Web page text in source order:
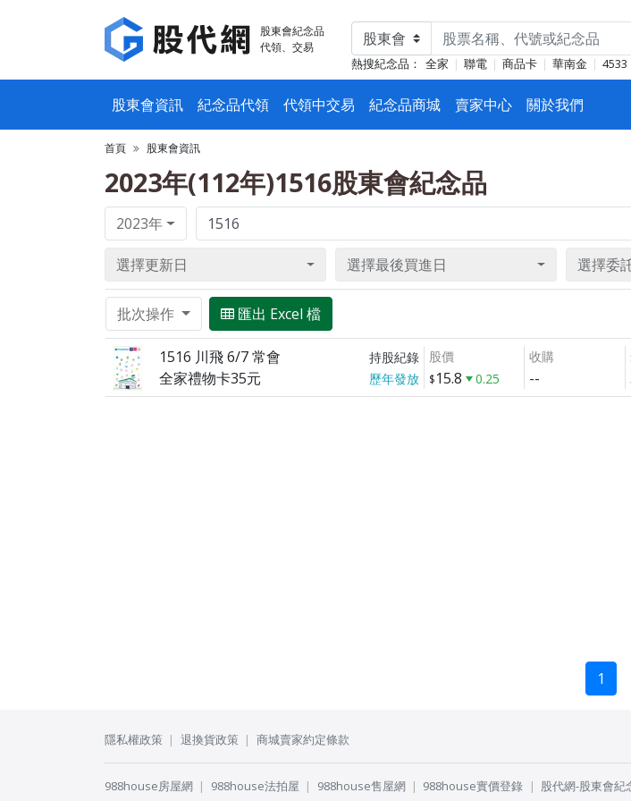
股東會紀念品
代領、交易
熱搜紀念品： 全家 聯電 商品卡 華南金 4533
股東會資訊 紀念品代領 代領中交易 紀念品商城 賣家中心 關於我們
首頁 股東會資訊
2023年(112年)1516股東會紀念品
2023年
選擇更新日 選擇最後買進日 選擇委
批次操作 匯出 Excel 檔
1516 川飛 6/7 常會 持股紀錄
全家禮物卡35元 歷年發放
股價
15.8 0.25
收購
--
1
隱私權政策 退換貨政策 商城賣家約定條款
988house房屋網 988house法拍屋 988house售屋網 988house實價登錄 股代網-股東會紀